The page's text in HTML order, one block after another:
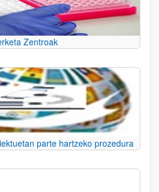
Zentroak
parte hartzeko prozedura